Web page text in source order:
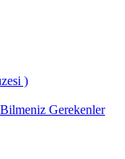
)
Gerekenler